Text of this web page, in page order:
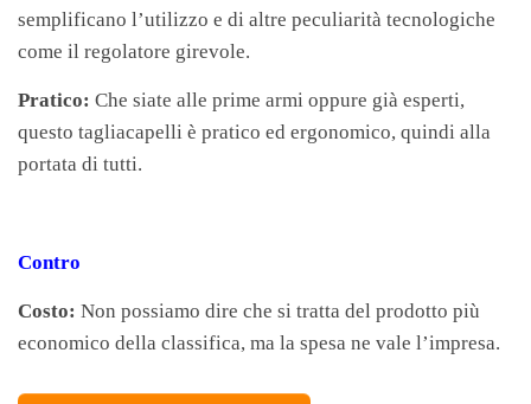
semplificano l’utilizzo e di altre peculiarità tecnologiche
come il regolatore girevole.
Pratico: Che siate alle prime armi oppure già esperti,
questo tagliacapelli è pratico ed ergonomico, quindi alla
portata di tutti.
Contro
Costo: Non possiamo dire che si tratta del prodotto più
economico della classifica, ma la spesa ne vale l’impresa.